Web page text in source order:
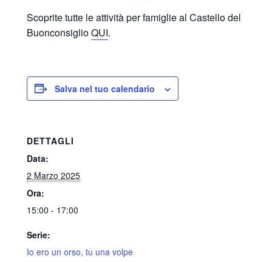
Scoprite tutte le attività per famiglie al Castello del
BuonconsiglioQUI.
Salva nel tuo calendario
DETTAGLI
Data:
2 Marzo 2025
Ora:
15:00 - 17:00
Serie:
Io ero un orso, tu una volpe